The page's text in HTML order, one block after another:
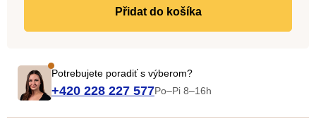
do košíka
Potrebujete poradiť s výberom?
+420 228 227 577Po–Pi 8–16h